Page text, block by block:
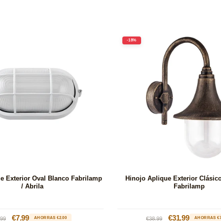
Exterior Oval Blanco Fabrilamp
/ Abrila
Precio
€7.99 AHORRAS €2.00
-18%
Hinojo Aplique Exterior
Fabrilamp
Precio
€38.99
Precio
€31.99 AHORRAS